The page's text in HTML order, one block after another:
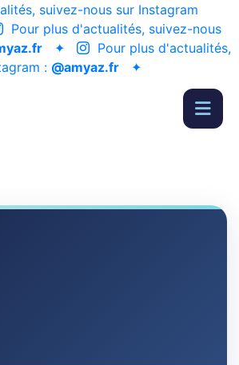
suivez-nous sur Instagram
Pour plus d'actualités, suivez-nous
✦
Pour plus d'actualités,
: @amyaz.fr ✦